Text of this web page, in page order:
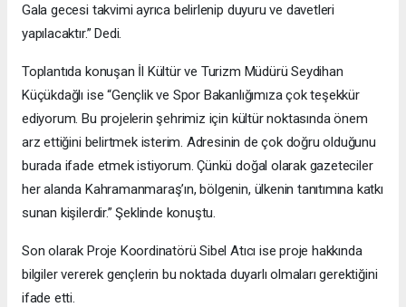
Gala gecesi takvimi ayrıca belirlenip duyuru ve davetleri
yapılacaktır.” Dedi.
Toplantıda konuşan İl Kültür ve Turizm Müdürü Seydihan
Küçükdağlı ise “Gençlik ve Spor Bakanlığımıza çok teşekkür
ediyorum. Bu projelerin şehrimiz için kültür noktasında önem
arz ettiğini belirtmek isterim. Adresinin de çok doğru olduğunu
burada ifade etmek istiyorum. Çünkü doğal olarak gazeteciler
her alanda Kahramanmaraş’ın, bölgenin, ülkenin tanıtımına katkı
sunan kişilerdir.” Şeklinde konuştu.
Son olarak Proje Koordinatörü Sibel Atıcı ise proje hakkında
bilgiler vererek gençlerin bu noktada duyarlı olmaları gerektiğini
ifade etti.